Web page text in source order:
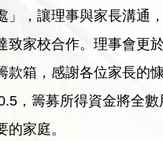
」，讓理事與家長溝通
致家校合作。理事會更
款箱，感謝各位家長的
，籌募所得資金將全數
的家庭。